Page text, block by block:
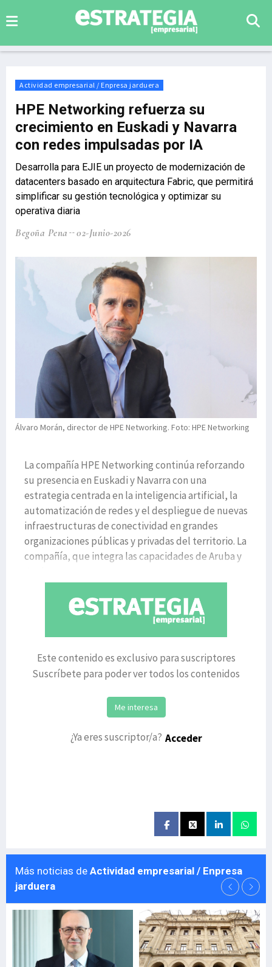
Actividad empresarial / Enpresa jarduera
HPE Networking refuerza su
crecimiento en Euskadi y Navarra
con redes impulsadas por IA
Desarrolla para EJIE un proyecto de modernización de
datacenters basado en arquitectura Fabric, que permitirá
simplificar su gestión tecnológica y optimizar su
operativa diaria
Begoña Pena 02-Junio-2026
Álvaro Morán, director de HPE Networking. Foto: HPE Networking
La compañía HPE Networking continúa reforzando
su presencia en Euskadi y Navarra con una
estrategia centrada en la inteligencia artificial, la
automatización de redes y el despliegue de nuevas
infraestructuras de conectividad en grandes
organizaciones públicas y privadas del territorio. La
compañía, que integra las capacidades de Aruba y
Este contenido es exclusivo para suscriptores
Suscríbete para poder ver todos los contenidos
Me interesa
¿Ya eres suscriptor/a? Acceder
Más noticias de Actividad empresarial / Enpresa
jarduera